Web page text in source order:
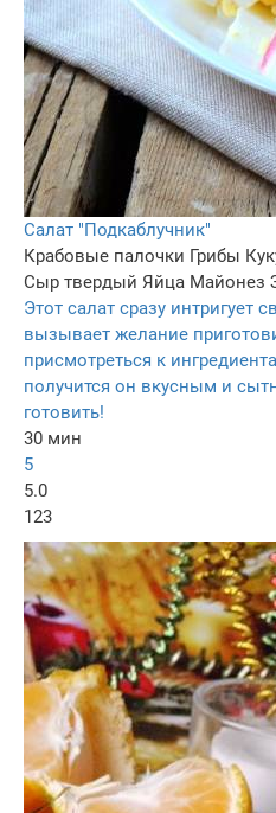
Салат "Подкаблучник"
Крабовые палочки Грибы
Сыр твердый Яйца Майонез
Этот салат сразу интригует
вызывает желание
присмотреться к
получится он вкусным и
готовить!
30 мин
5
5.0
123